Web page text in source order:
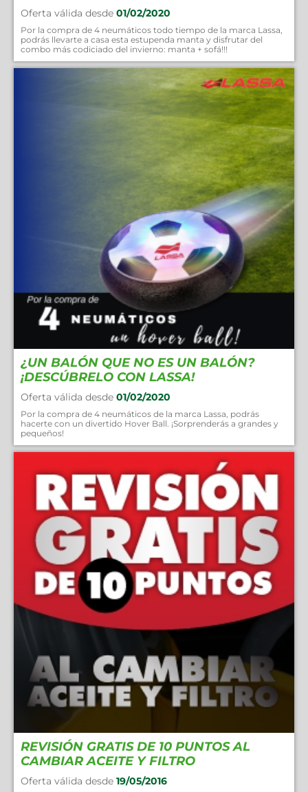
Oferta válida desde 01/02/2020
Por la compra de 4 neumáticos todo tiempo de la marca Lassa,
podrás llevarte a casa esta estupenda manta y disfrutar del
combo más codiciado del invierno: manta + sofá!!!
¿UN BALÓN QUE NO ES UN BALÓN?
¡DESCÚBRELO CON LASSA!
Oferta válida desde 01/02/2020
Por la compra de 4 neumáticos de la marca Lassa, podrás
hacerte con un divertido Hover Ball. ¡Sorprenderás a grandes y
pequeños!
REVISIÓN GRATIS DE 10 PUNTOS AL
CAMBIAR ACEITE Y FILTRO
Oferta válida desde 19/05/2016